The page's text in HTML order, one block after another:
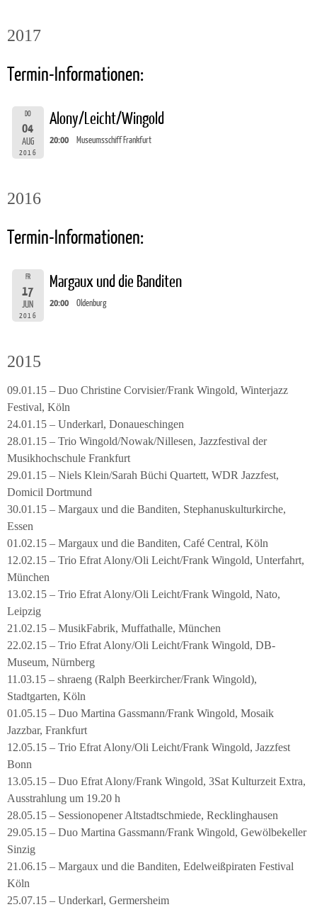
2017
Termin-Informationen:
DO
04
AUG
2016
Alony/Leicht/Wingold
20:00 Museumsschiff Frankfurt
2016
Termin-Informationen:
FR
17
JUN
2016
Margaux und die Banditen
20:00 Oldenburg
2015
09.01.15 – Duo Christine Corvisier/Frank Wingold, Winterjazz
Festival, Köln
24.01.15 – Underkarl, Donaueschingen
28.01.15 – Trio Wingold/Nowak/Nillesen, Jazzfestival der
Musikhochschule Frankfurt
29.01.15 – Niels Klein/Sarah Büchi Quartett, WDR Jazzfest,
Domicil Dortmund
30.01.15 – Margaux und die Banditen, Stephanuskulturkirche,
Essen
01.02.15 – Margaux und die Banditen, Café Central, Köln
12.02.15 – Trio Efrat Alony/Oli Leicht/Frank Wingold, Unterfahrt,
München
13.02.15 – Trio Efrat Alony/Oli Leicht/Frank Wingold, Nato,
Leipzig
21.02.15 – MusikFabrik, Muffathalle, München
22.02.15 – Trio Efrat Alony/Oli Leicht/Frank Wingold, DB-
Museum, Nürnberg
11.03.15 – shraeng (Ralph Beerkircher/Frank Wingold),
Stadtgarten, Köln
01.05.15 – Duo Martina Gassmann/Frank Wingold, Mosaik
Jazzbar, Frankfurt
12.05.15 – Trio Efrat Alony/Oli Leicht/Frank Wingold, Jazzfest
Bonn
13.05.15 – Duo Efrat Alony/Frank Wingold, 3Sat Kulturzeit Extra,
Ausstrahlung um 19.20 h
28.05.15 – Sessionopener Altstadtschmiede, Recklinghausen
29.05.15 – Duo Martina Gassmann/Frank Wingold, Gewölbekeller
Sinzig
21.06.15 – Margaux und die Banditen, Edelweißpiraten Festival
Köln
25.07.15 – Underkarl, Germersheim